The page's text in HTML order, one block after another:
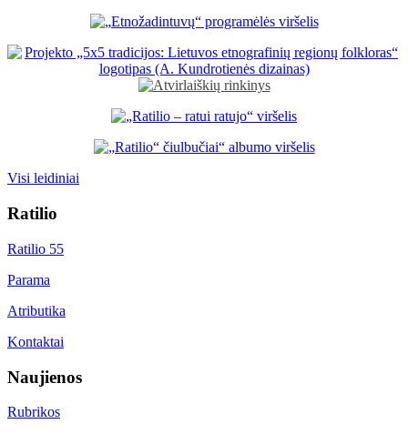
Visi leidiniai
Ratilio
Ratilio 55
Parama
Atributika
Kontaktai
Naujienos
Rubrikos